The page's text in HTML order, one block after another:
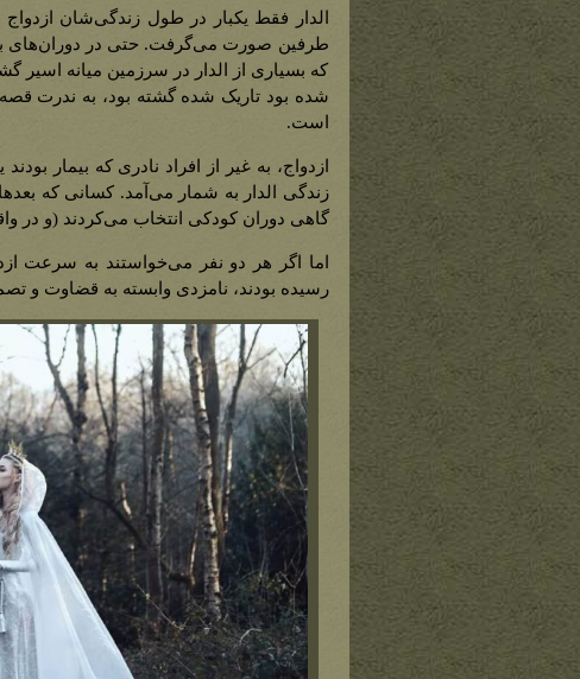
الدار فقط یکبار در طول زندگی‌شان
طرفین صورت می‌گرفت. حتی در دوران‌های
که بسیاری از الدار در سرزمین میانه اسیر
شده بود تاریک شده گشته بود، به ندرت
است.
ازدواج، به غیر از افراد نادری که بیمار
زندگی الدار به شمار می‌آمد. کسانی که
گاهی دوران کودکی انتخاب‌ می‌کردند (‌و در
اما اگر هر دو نفر می‌خواستند به سرعت
رسیده بودند، نامزدی وابسته به قضاوت و